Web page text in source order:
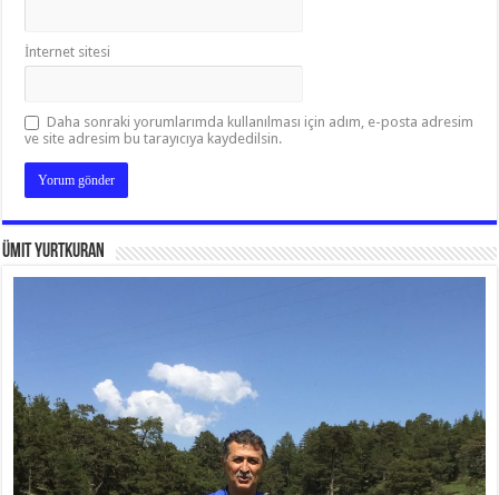
İnternet sitesi
Daha sonraki yorumlarımda kullanılması için adım, e-posta adresim
ve site adresim bu tarayıcıya kaydedilsin.
Ümit Yurtkuran